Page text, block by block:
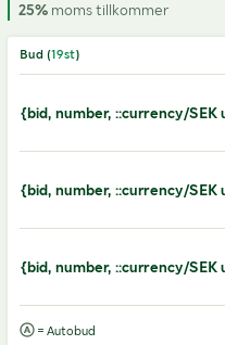
25%moms tillkommer
Bud (19st)
{bid, number, ::currency/
{bid, number, ::currency/
{bid, number, ::currency/
= Autobud